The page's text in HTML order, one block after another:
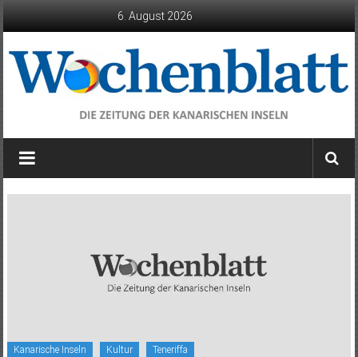
6. August 2026
Wochenblatt
die
Kanarische Inseln Kultur Teneriffa